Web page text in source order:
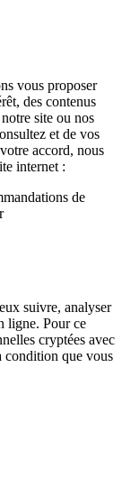
vous proposer
des contenus
site ou nos
et de vos
accord, nous
internet :
de
suivre, analyser
ligne. Pour ce
cryptées avec
condition que vous